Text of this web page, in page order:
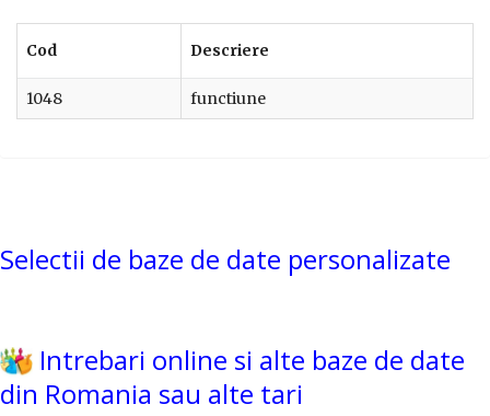
Cod Descriere
1048 functiune
Selectii de baze de date personalizate
Intrebari online si alte baze de date
din Romania sau alte tari